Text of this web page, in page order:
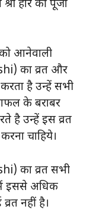
हरि की पूजा
आनेवाली
का व्रत और
करता है उन्हें सभी
के बराबर
है उन्हें इस व्रत
चाहिये।
का व्रत सभी
में इससे अधिक
नहीं है।